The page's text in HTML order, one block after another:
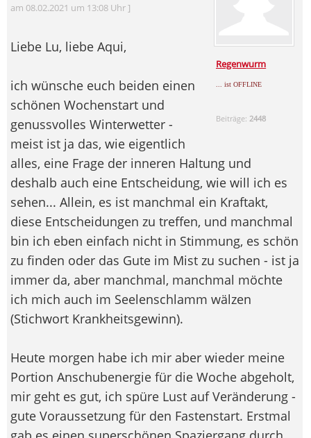
Regenwurm
... ist OFFLINE
Beiträge: 2448
am 08.02.2021 um 13:08 Uhr ]
Liebe Lu, liebe Aqui,
ich wünsche euch beiden einen
schönen Wochenstart und
genussvolles Winterwetter -
meist ist ja das, wie eigentlich
alles, eine Frage der inneren Haltung und
deshalb auch eine Entscheidung, wie will ich es
sehen... Allein, es ist manchmal ein Kraftakt,
diese Entscheidungen zu treffen, und manchmal
bin ich eben einfach nicht in Stimmung, es schön
zu finden oder das Gute im Mist zu suchen - ist ja
immer da, aber manchmal, manchmal möchte
ich mich auch im Seelenschlamm wälzen
(Stichwort Krankheitsgewinn).
Heute morgen habe ich mir aber wieder meine
Portion Anschubenergie für die Woche abgeholt,
mir geht es gut, ich spüre Lust auf Veränderung -
gute Voraussetzung für den Fastenstart. Erstmal